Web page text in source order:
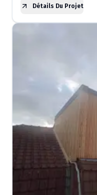
Détails Du Projet